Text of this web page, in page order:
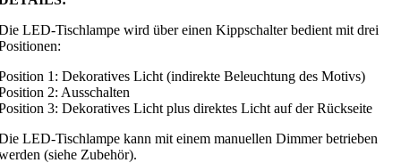
LED-Tischlampe wird über einen Kippschalter bedient mit drei
1: Dekoratives Licht (indirekte Beleuchtung des Motivs)
2: Ausschalten
3: Dekoratives Licht plus direktes Licht auf der Rückseite
LED-Tischlampe kann mit einem manuellen Dimmer betrieben
(siehe Zubehör).